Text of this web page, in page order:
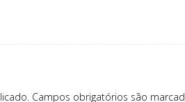
Campos obrigatórios são